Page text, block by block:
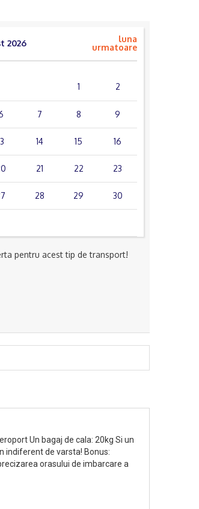
2026
luna
urmatoare
1
2
7 8 9
14 15 16
21 22 23
28 29 30
pentru acest tip de transport!
Un bagaj de cala: 20kg Si un
indiferent de varsta! Bonus:
orasului de imbarcare a